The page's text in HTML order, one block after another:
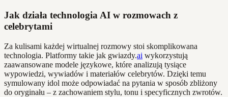
Jak działa technologia AI w rozmowach z
celebrytami
Za kulisami każdej wirtualnej rozmowy stoi skomplikowana
technologia. Platformy takie jak gwiazdy.ai wykorzystują
zaawansowane modele językowe, które analizują tysiące
wypowiedzi, wywiadów i materiałów celebrytów. Dzięki temu
symulowany idol może odpowiadać na pytania w sposób zbliżony
do oryginału – z zachowaniem stylu, tonu i specyficznych zwrotów.